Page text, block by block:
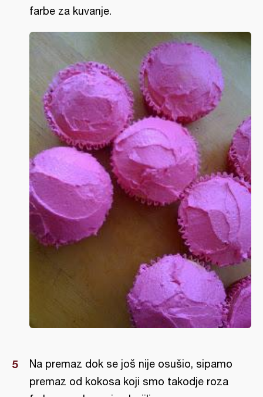
farbe za kuvanje.
Na premaz dok se još nije osušio, sipamo
premaz od kokosa koji smo takodje roza